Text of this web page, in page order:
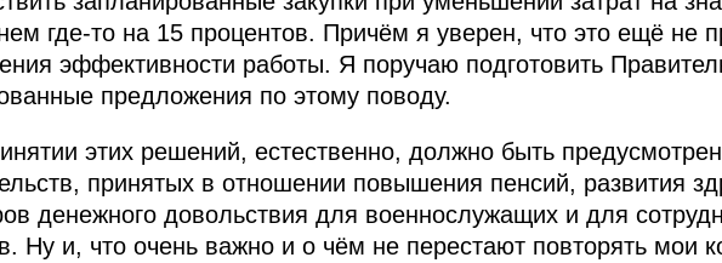
где‑то на 15 процентов. Причём я уверен, что это ещё не
эффективности работы. Я поручаю подготовить
предложения по этому поводу.
этих решений, естественно, должно быть
принятых в отношении повышения пенсий, развития
денежного довольствия для военнослужащих и для
Ну и, что очень важно и о чём не перестают повторять мои